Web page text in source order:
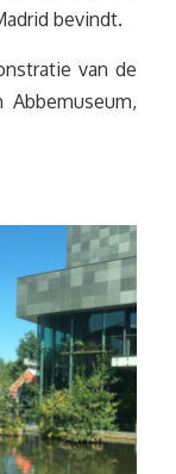
bevindt.
van de